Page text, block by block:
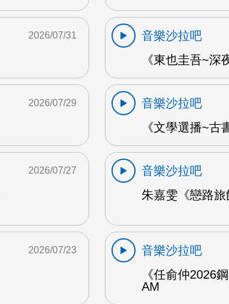
2026/07/31
音樂沙拉吧
《東也圭吾~深
2026/07/29
音樂沙拉吧
《文學選播~古
2026/07/27
音樂沙拉吧
朱嘉雯《戀路
2026/07/23
音樂沙拉吧
《任俞仲2026
AM